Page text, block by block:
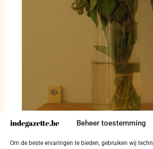
Beheer toestemming
Om de beste ervaringen te bieden, gebruiken wij
Brute aanval na voetbalavond: